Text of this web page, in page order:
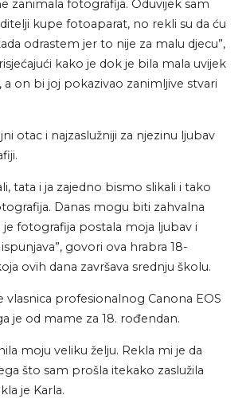
zanimala fotografija. Oduvijek sam
kupe fotoaparat, no rekli su da ću
odrastem jer to nije za malu djecu”,
kako je dok je bila mala uvijek
a on bi joj pokazivao zanimljive stvari
otac i najzaslužniji za njezinu ljubav
tata i ja zajedno bismo slikali i tako
Danas mogu biti zahvalna
fotografija postala moja ljubav i
govori ova hrabra 18-
ovih dana završava srednju školu.
vlasnica profesionalnog Canona EOS
je od mame za 18. rođendan.
moju veliku želju. Rekla mi je da
što sam prošla itekako zaslužila
je Karla.